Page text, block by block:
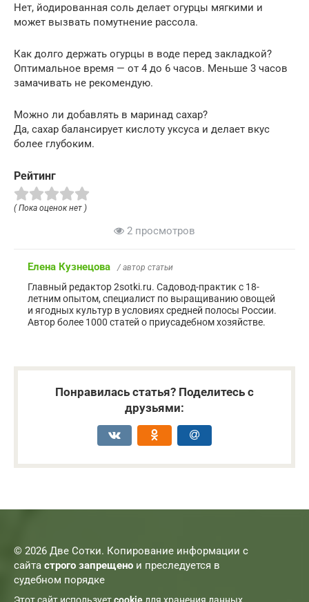
Нет, йодированная соль делает огурцы мягкими и
может вызвать помутнение рассола.
Как долго держать огурцы в воде перед закладкой?
Оптимальное время — от 4 до 6 часов. Меньше 3 часов
замачивать не рекомендую.
Можно ли добавлять в маринад сахар?
Да, сахар балансирует кислоту уксуса и делает вкус
более глубоким.
Рейтинг
( Пока оценок нет )
2 просмотров
Елена Кузнецова / автор статьи
Главный редактор 2sotki.ru. Садовод-практик с 18-
летним опытом, специалист по выращиванию овощей
и ягодных культур в условиях средней полосы России.
Автор более 1000 статей о приусадебном хозяйстве.
Понравилась статья? Поделитесь с
друзьями:
© 2026 Две Сотки. Копирование информации с
сайта строго запрещено и преследуется в
судебном порядке